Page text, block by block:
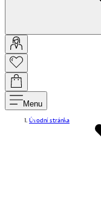
Menu
Úvodní stránka